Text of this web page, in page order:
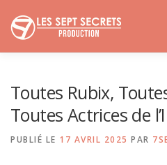
contenu
Toutes Rubix,
Toutes Actrices de
PUBLIÉ LE 17 AVRIL 2025 PAR